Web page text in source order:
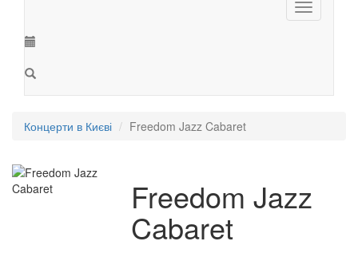
Toggle
navigation
Концерти в Києві Freedom Jazz Cabaret
Freedom Jazz
Cabaret